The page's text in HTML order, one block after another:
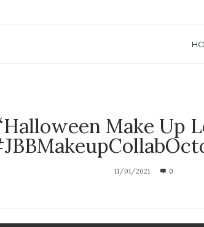
Make Up
11/01/2021 0